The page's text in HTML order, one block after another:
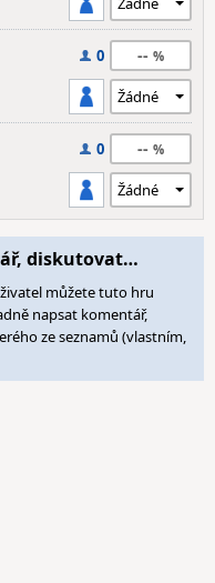
0 --
0 --
diskutovat…
můžete tuto hru
napsat komentář,
ze seznamů (vlastním,